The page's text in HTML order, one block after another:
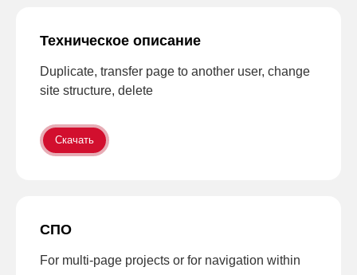
Техническое описание
Duplicate, transfer page to another user, change
site structure, delete
Скачать
СПО
For multi-page projects or for navigation within